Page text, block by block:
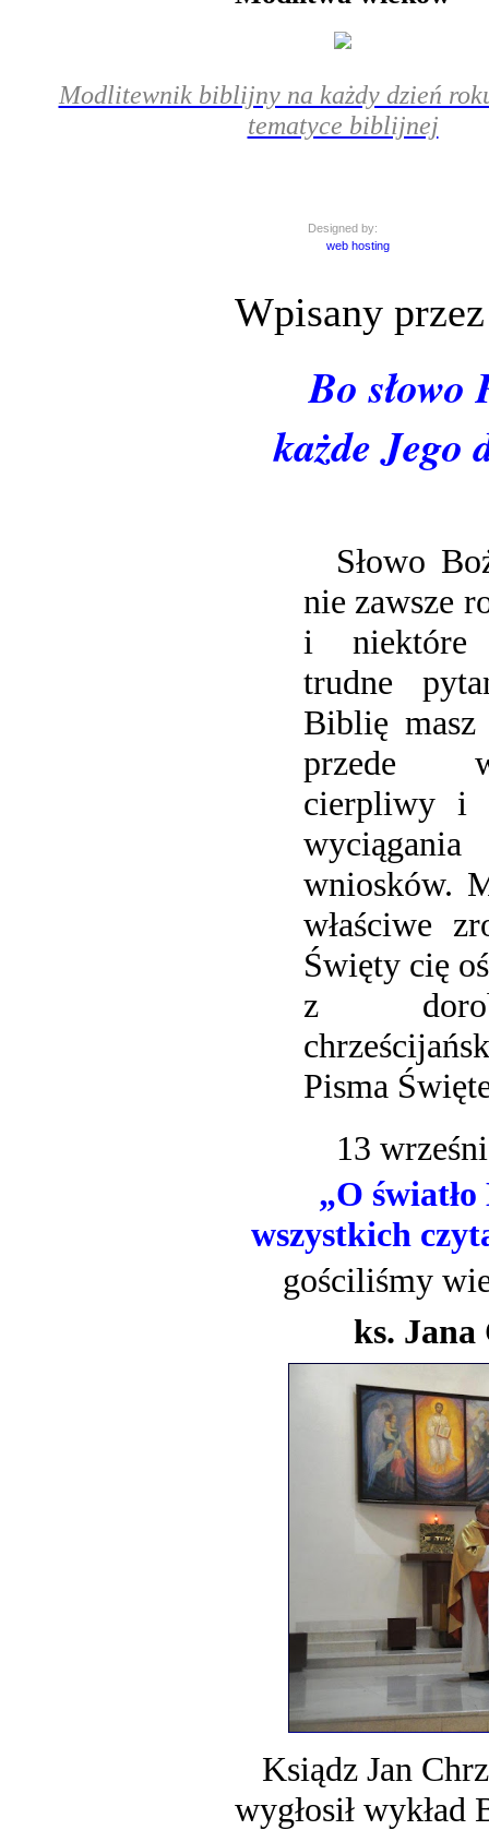
Modlitewnik biblijny na każdy dzień
tematyce biblijnej
Designed by:
web hosting
Wpisany
Bo słowo
każde Jego
Słowo
nie zawsze
i niektóre
trudne
Biblię
przede
cierpliwy i
wniosków.
właściwe
Święty cię
z
Pisma
13
„O
wszystkich
gościliśmy
ks. Jana
Ksiądz Jan
wygłosił